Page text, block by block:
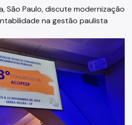
São Paulo, discute modernização
na gestão paulista